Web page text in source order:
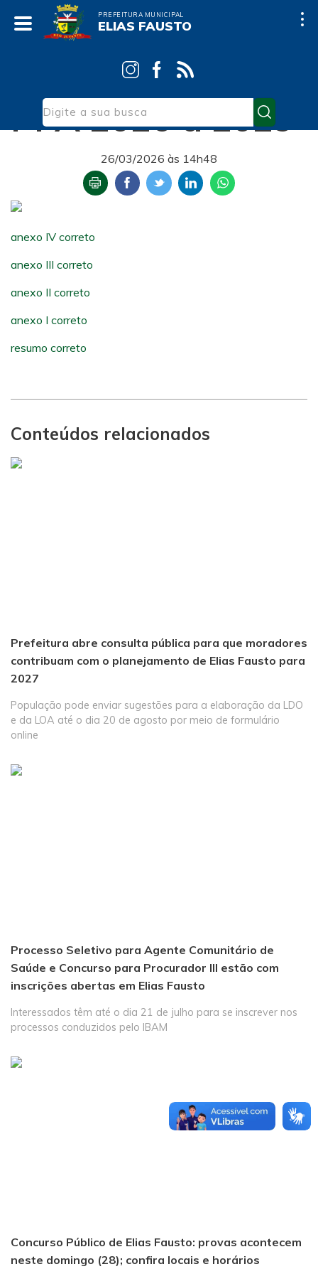
PREFEITURA MUNICIPAL
ELIAS FAUSTO
Notícias Administração
PPA 2026 a 2029
26/03/2026 às 14h48
anexo IV correto
anexo III correto
anexo II correto
anexo I correto
resumo correto
Conteúdos relacionados
Prefeitura abre consulta pública para que moradores
contribuam com o planejamento de Elias Fausto para
2027
População pode enviar sugestões para a elaboração da LDO
e da LOA até o dia 20 de agosto por meio de formulário
online
Processo Seletivo para Agente Comunitário de
Saúde e Concurso para Procurador III estão com
inscrições abertas em Elias Fausto
Interessados têm até o dia 21 de julho para se inscrever nos
processos conduzidos pelo IBAM
Concurso Público de Elias Fausto: provas acontecem
neste domingo (28); confira locais e horários